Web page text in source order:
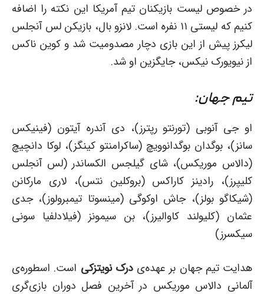
در خصوص لیست بازیکنان تیم آمریکا این نکته را اضافه
کنیم که لیستی ۱۱ نفره است. لانزو بال، بازیکن لس آنجلس
لیکرز پیش از این بازی دچار مصدومیت شد و کوین ناکس
از نیویورک نیکس، جایگزین او شد.
تیم جهان:
او جی آنوبی (تورنتو رپترز)، دی آندره آیتون (فینیکس
سانز)، بوگدان بوگدانوویچ (ساکرامنتو کینگز)، لوکا دانچیچ‌
(دالاس موریکس)، شای گیلجس الکساندر (لس آنجلس
کلیپرز)، رادینز کاراکس (بروکلین نتس)، لاری مارکانن
(شیکاگو بولز)، جاش اوکوگی (مینسوتا تیمبرولوز)،‌ جدی
عثمان (کلیولند کاوالیرز)،‌ بن سیمونز (فیلادلفیا سونی
سیکسرز)
هدایت تیم جهان بر عهده‌یدرک نویتزکی است. اسطوره‌ی
آلمانی دالاس موریکس در آخرین فصل دوران بازی‌گری